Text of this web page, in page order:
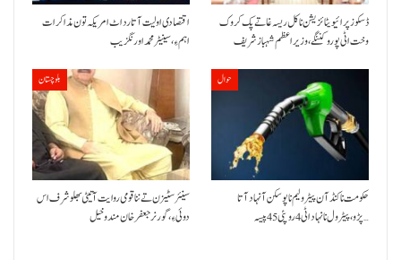
اقتصادی اولیت آتا رد اٹ امریکہ تون مذاکرات
اہم ءِ،سینیٹر محمد اورنگزیب
ڈسکوز پرائیویٹائزیشن نا کل ریسہ غاتے پک کروک
وخت اٹی پورو کننگے ،وزیراعظم شہباز شریف
بلوچستان
سینئر سٹیزن تے ننا قومی روایت آتیٹی بھلو شرف اس
دوئی ءِ،گورنر جعفرخان مندوخیل
حوال
حکومت نا کنڈ آن پیٹرولیم نا پوسکن آ نہاد آتا
پڑو،پیٹرول نا نہاد اٹی 4 روپئی 45 پیسہ…